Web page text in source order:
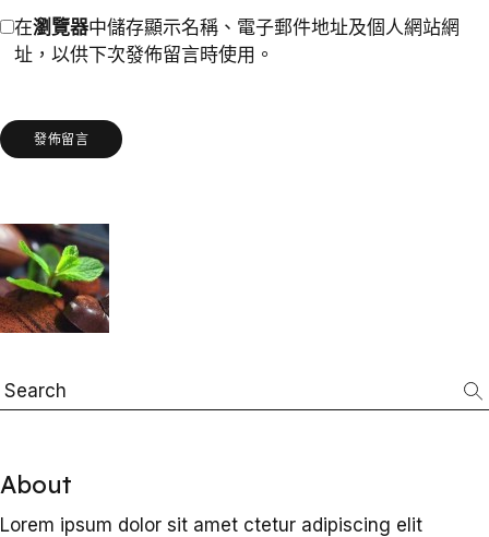
在瀏覽器中儲存顯示名稱、電子郵件地址及個人網站網
址，以供下次發佈留言時使用。
發佈留言
Search
About
Lorem ipsum dolor sit amet ctetur adipiscing elit